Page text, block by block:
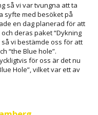
så vi var tvungna att ta
syfte med besöket på
en dag planerad för att
och deras paket “Dykning
vi bestämde oss för att
“the Blue hole”.
för oss är det nu
Hole”, vilket var ett av